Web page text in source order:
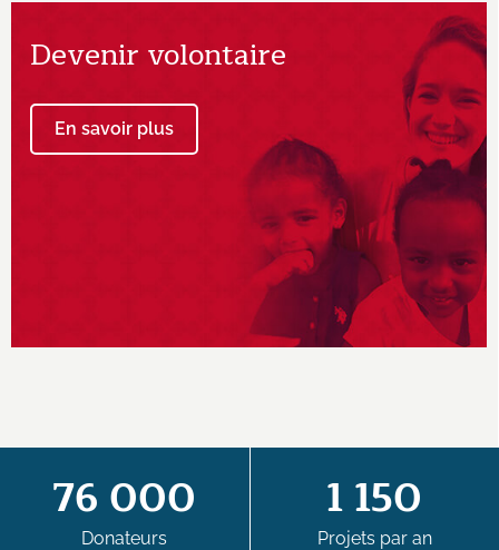
Devenir volontaire
En savoir plus
76 000
Donateurs
1 150
Projets par an